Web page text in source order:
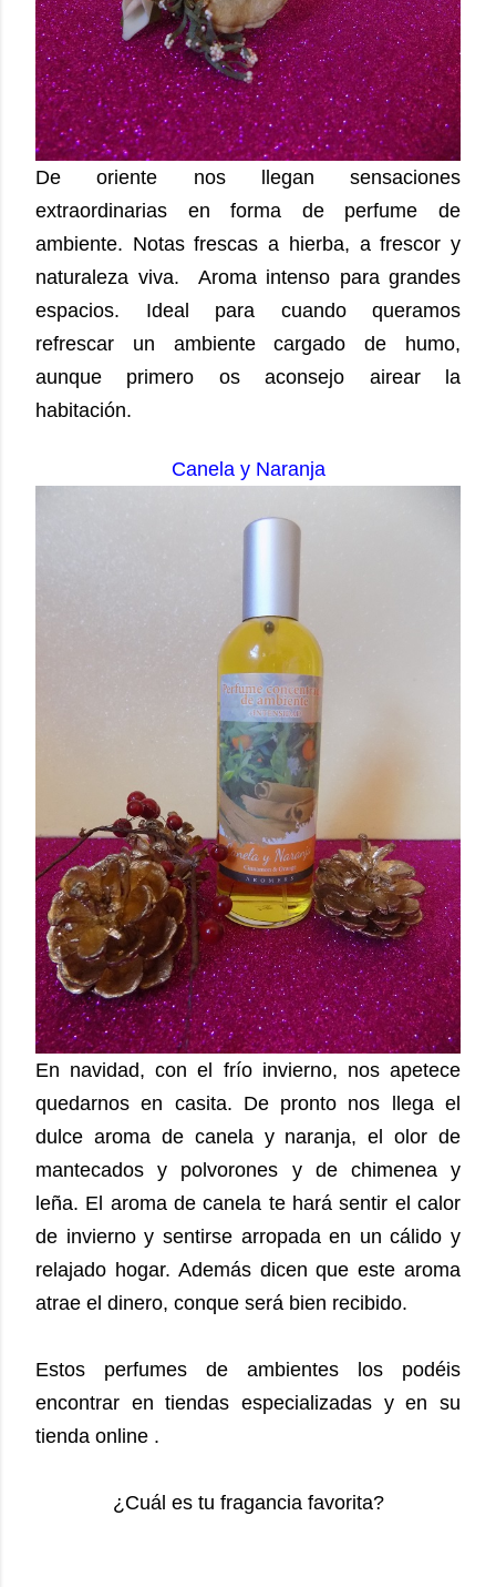
De oriente nos llegan sensaciones
extraordinarias en forma de perfume de
ambiente. Notas frescas a hierba, a frescor y
naturaleza viva. Aroma intenso para grandes
espacios. Ideal para cuando queramos
refrescar un ambiente cargado de humo,
aunque primero os aconsejo airear la
habitación.
Canela y Naranja
En navidad, con el frío invierno, nos apetece
quedarnos en casita. De pronto nos llega el
dulce aroma de canela y naranja, el olor de
mantecados y polvorones y de chimenea y
leña. El aroma de canela te hará sentir el calor
de invierno y sentirse arropada en un cálido y
relajado hogar. Además dicen que este aroma
atrae el dinero, conque será bien recibido.
Estos perfumes de ambientes los podéis
encontrar en tiendas especializadas y en su
tienda online .
¿Cuál es tu fragancia favorita?